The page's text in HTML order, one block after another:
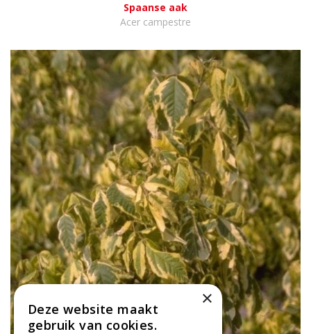
Spaanse aak
Acer campestre
×
Deze website maakt
gebruik van cookies.